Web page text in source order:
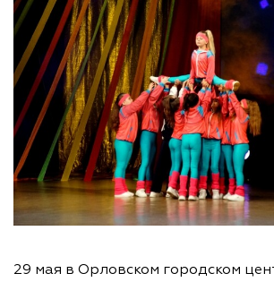
29 мая в Орловском городском